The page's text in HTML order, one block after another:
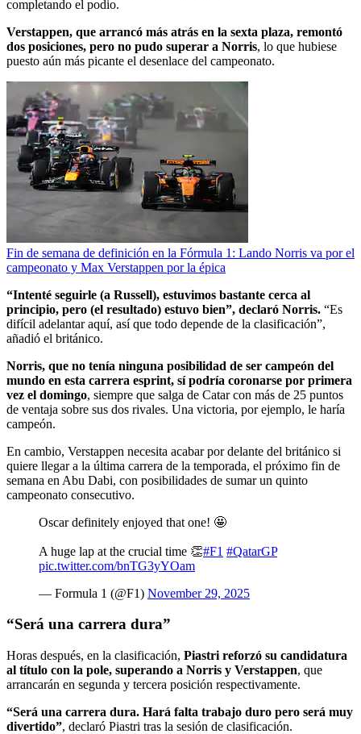
completando el podio.
Verstappen, que arrancó más atrás en la sexta plaza, remontó
dos posiciones, pero no pudo superar a Norris, lo que hubiese
puesto aún más picante el desenlace del campeonato.
Fin de semana de definición en la Fórmula 1: Lando Norris va por el
campeonato y Max Verstappen por la épica
“Intenté seguirle (a Russell), estuvimos bastante cerca al
principio, pero (el resultado) estuvo bien”, declaró Norris. “Es
difícil adelantar aquí, así que todo depende de la clasificación”,
añadió el británico.
Norris, que no tenía ninguna posibilidad de ser campeón del
mundo en esta carrera esprint, sí podría coronarse por primera
vez el domingo, siempre que salga de Catar con más de 25 puntos
de ventaja sobre sus dos rivales. Una victoria, por ejemplo, le haría
campeón.
En cambio, Verstappen necesita acabar por delante del británico si
quiere llegar a la última carrera de la temporada, el próximo fin de
semana en Abu Dabi, con posibilidades de sumar un quinto
campeonato consecutivo.
Oscar definitely enjoyed that one! 🤩
A huge lap at the crucial time 👏#F1 #QatarGP
pic.twitter.com/bnTG3yYOam
— Formula 1 (@F1) November 29, 2025
“Será una carrera dura”
Horas después, en la clasificación, Piastri reforzó su candidatura
al título con la pole, superando a Norris y Verstappen, que
arrancarán en segunda y tercera posición respectivamente.
“Será una carrera dura. Hará falta trabajo duro pero será muy
divertido”, declaró Piastri tras la sesión de clasificación.